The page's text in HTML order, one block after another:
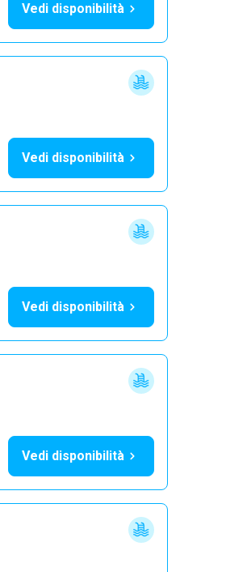
Vedi disponibilità
Vedi disponibilità
Vedi disponibilità
Vedi disponibilità